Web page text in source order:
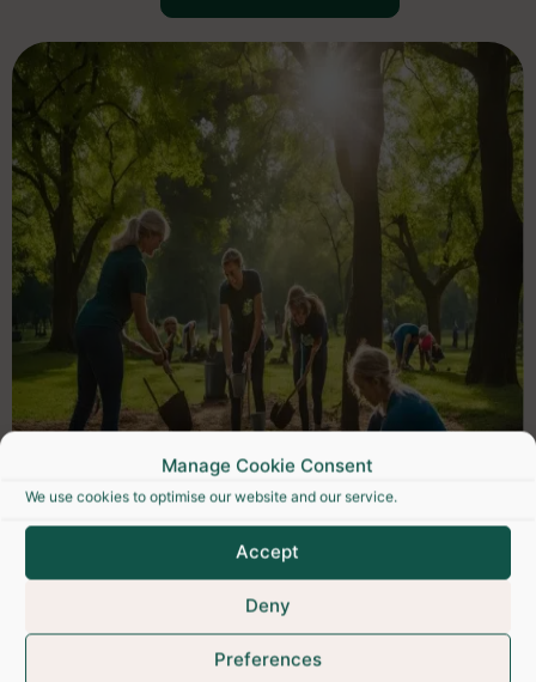
Manage Cookie Consent
We use cookies to optimise our website and our service.
Accept
Deny
Preferences
workshop BENEVOLES